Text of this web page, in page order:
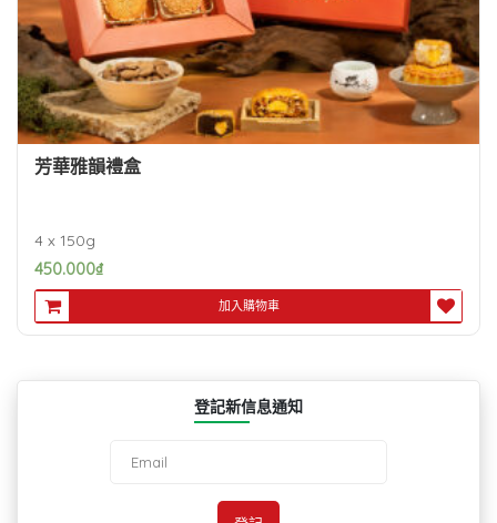
芳華雅韻禮盒
4 x 150g
450.000₫
加入購物車
登記新信息通知